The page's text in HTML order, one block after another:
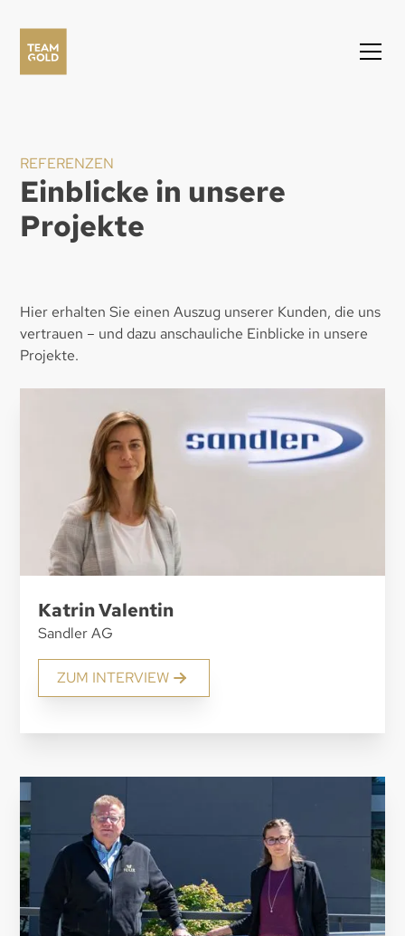
REFERENZEN
Einblicke in unsere
Projekte
Hier erhalten Sie einen Auszug unserer Kunden, die uns
vertrauen – und dazu anschauliche Einblicke in unsere
Projekte.
Katrin Valentin
Sandler AG
ZUM INTERVIEW